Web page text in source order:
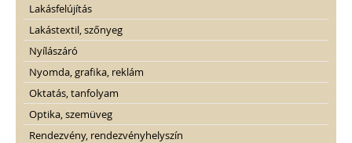
Lakásfelújítás
Lakástextil, szőnyeg
Nyílászáró
Nyomda, grafika, reklám
Oktatás, tanfolyam
Optika, szemüveg
Rendezvény, rendezvényhelyszín